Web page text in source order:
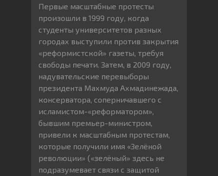
Первые масштабные протесты
произошли в 1999 году, когда
студенты университетов разных
городах выступили против закрытия
«реформистской» газеты, требуя
свободы печати. Затем, в 2009 году,
надувательские перевыборы
президента Махмуда Ахмадинежада,
консерватора, соперничавшего с
исламистом-«реформатором»,
бывшим премьер-министром,
привели к масштабным протестам,
которые получили имя «Зелёной
революции» («зелёный» здесь не
подразумевает связи с защитой